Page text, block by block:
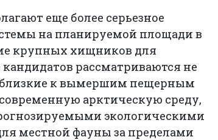
еще более серьезное
на планируемой площади в
крупных хищников для
рассматриваются не
близкие к вымершим пещерным
арктическую среду,
экологическими
местной фауны за пределами